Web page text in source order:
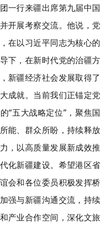
一行来疆出席第九届中国
开展考察交流。他说，党
在以习近平同志为核心的
下，在新时代党的治疆方
新疆经济社会发展取得了
成就。当前我们正锚定党
“五大战略定位”，聚焦国
能、群众所盼，持续释放
，以高质量发展新成效推
化新疆建设。希望港区省
会和各位委员积极发挥桥
强与新疆沟通交流，持续
产业合作空间，深化文旅